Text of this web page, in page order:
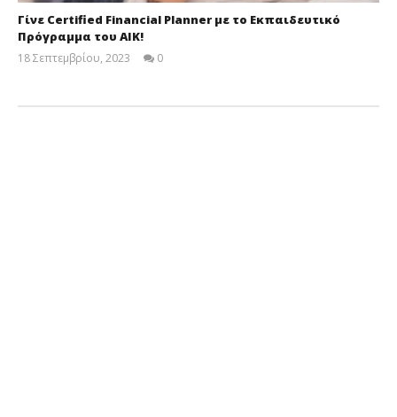
Γίνε Certified Financial Planner με το Εκπαιδευτικό
Πρόγραμμα του ΑΙΚ!
18 Σεπτεμβρίου, 2023
0